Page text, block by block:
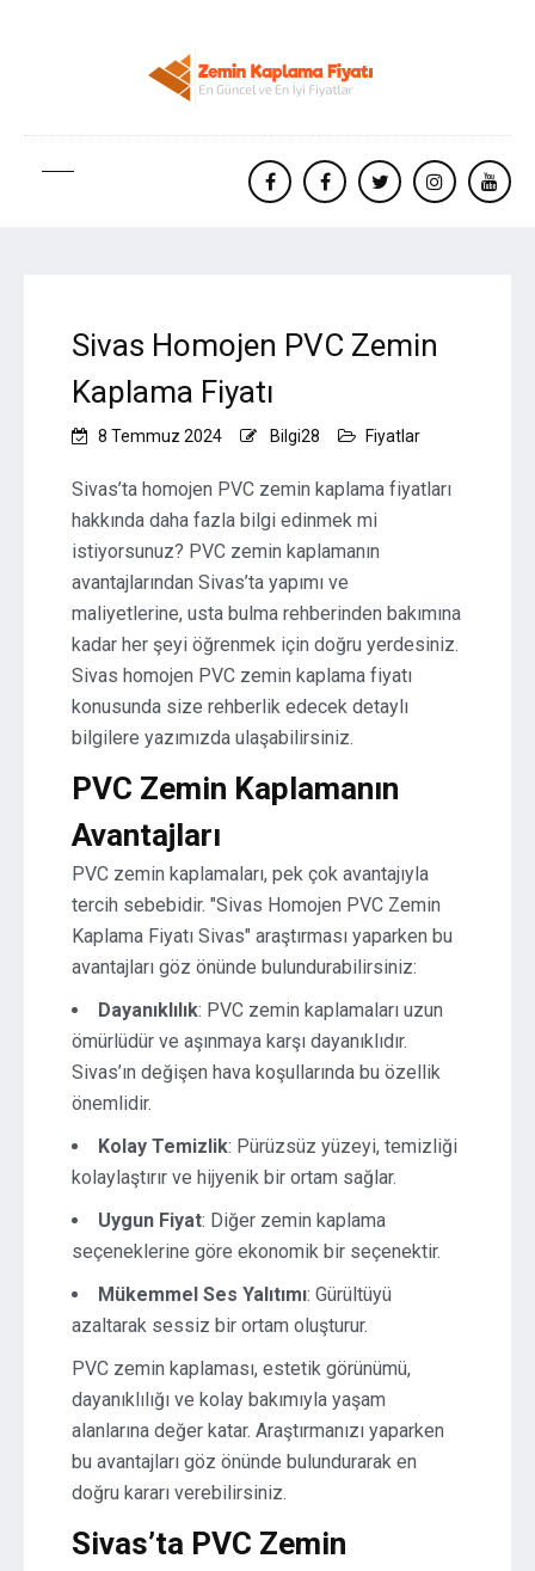
facebookFacebooktwitterinstagram
Sivas Homojen PVC Zemin
Kaplama Fiyatı
8 Temmuz 2024 Bilgi28 Fiyatlar
Sivas’ta homojen PVC zemin kaplama fiyatları
hakkında daha fazla bilgi edinmek mi
istiyorsunuz? PVC zemin kaplamanın
avantajlarından Sivas’ta yapımı ve
maliyetlerine, usta bulma rehberinden bakımına
kadar her şeyi öğrenmek için doğru yerdesiniz.
Sivas homojen PVC zemin kaplama fiyatı
konusunda size rehberlik edecek detaylı
bilgilere yazımızda ulaşabilirsiniz.
PVC Zemin Kaplamanın
Avantajları
PVC zemin kaplamaları, pek çok avantajıyla
tercih sebebidir. "Sivas Homojen PVC Zemin
Kaplama Fiyatı Sivas" araştırması yaparken bu
avantajları göz önünde bulundurabilirsiniz:
Dayanıklılık: PVC zemin kaplamaları uzun
ömürlüdür ve aşınmaya karşı dayanıklıdır.
Sivas’ın değişen hava koşullarında bu özellik
önemlidir.
Kolay Temizlik: Pürüzsüz yüzeyi, temizliği
kolaylaştırır ve hijyenik bir ortam sağlar.
Uygun Fiyat: Diğer zemin kaplama
seçeneklerine göre ekonomik bir seçenektir.
Mükemmel Ses Yalıtımı: Gürültüyü
azaltarak sessiz bir ortam oluşturur.
PVC zemin kaplaması, estetik görünümü,
dayanıklılığı ve kolay bakımıyla yaşam
alanlarına değer katar. Araştırmanızı yaparken
bu avantajları göz önünde bulundurarak en
doğru kararı verebilirsiniz.
Sivas’ta PVC Zemin